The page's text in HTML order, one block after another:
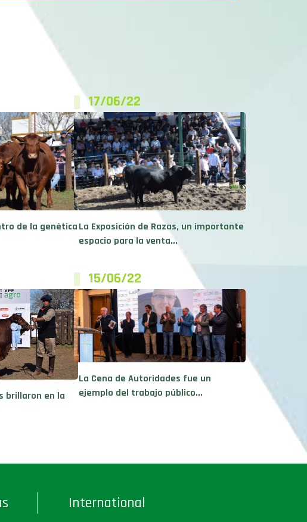
de la genética
17/06/22
La Exposición de Razas, un importante
espacio para la venta...
brillaron en la
15/06/22
La Cena de Autoridades fue un
ejemplo del trabajo público...
International